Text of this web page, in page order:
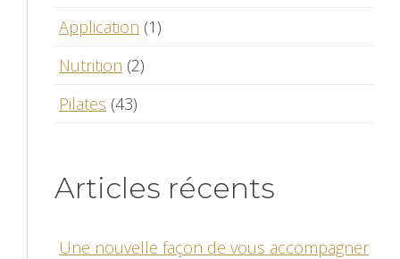
Application (1)
Nutrition (2)
Pilates (43)
Articles récents
Une nouvelle façon de vous accompagner